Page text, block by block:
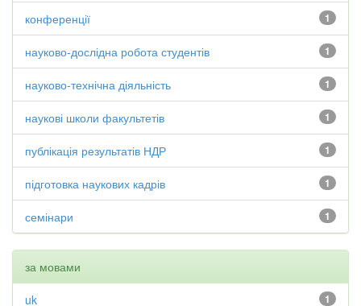
1
конференції
1
науково-дослідна робота студентів
1
науково-технічна діяльність
1
наукові школи факультетів
1
публікація результатів НДР
1
підготовка наукових кадрів
1
семінари
за мовами
1
uk